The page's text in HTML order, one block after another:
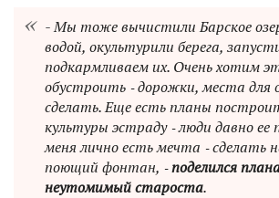
- Мы тоже вычистили Барское
водой, окультурили берега,
подкармливаем их. Очень хотим
обустроить ‑ дорожки, места для
сделать. Еще есть планы
культуры эстраду ‑ люди давно ее
меня лично есть мечта ‑ сделать
поющий фонтан, ‑поделился
неутомимый староста.